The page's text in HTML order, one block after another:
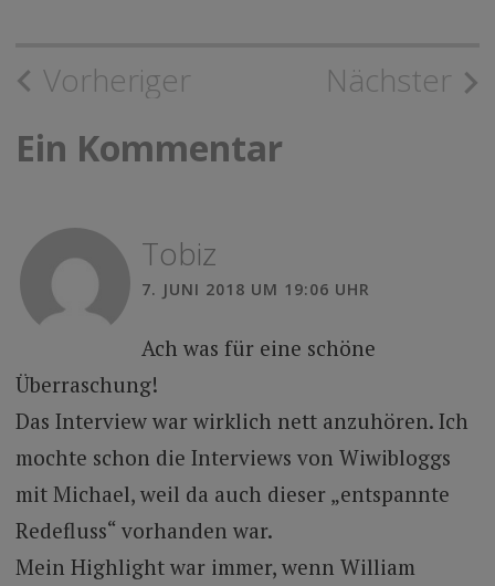
Beitragsnavigation
Vorheriger Nächster
Ein Kommentar
Tobiz
7. JUNI 2018 UM 19:06 UHR
Ach was für eine schöne
Überraschung!
Das Interview war wirklich nett anzuhören. Ich
mochte schon die Interviews von Wiwibloggs
mit Michael, weil da auch dieser „entspannte
Redefluss“ vorhanden war.
Mein Highlight war immer, wenn William